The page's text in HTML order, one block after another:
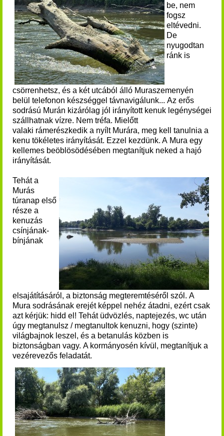
be, nem
fogsz
eltévedni.
De
nyugodtan
ránk is
csörrenhetsz, és a két utcából álló Muraszemenyén
belül telefonon készséggel távnavigálunk... Az erős
sodrású Murán kizárólag jól irányított kenuk legénységei
szállhatnak vízre. Nem tréfa. Mielőtt
valaki rámerészkedik a nyílt Murára, meg kell tanulnia a
kenu tökéletes irányítását. Ezzel kezdünk. A Mura egy
kellemes beöblösödésében megtanítjuk neked a hajó
irányítását.
Tehát a
Murás
túranap első
része a
kenuzás
csínjának-
bínjának
elsajátításáról, a biztonság megteremtéséről szól. A
Mura sodrásának erejét képpel nehéz átadni, ezért csak
azt kérjük: hidd el! Tehát üdvözlés, naptejezés, wc után
úgy megtanulsz / megtanultok kenuzni, hogy (szinte)
világbajnok leszel, és a betanulás közben is
biztonságban vagy. A kormányosén kívül, megtanítjuk a
vezérevezős feladatát. ​